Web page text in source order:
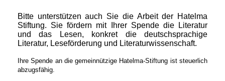
Bitte unterstützen auch Sie die Arbeit der Hatelma
Stiftung. Sie fördern mit Ihrer Spende die Literatur
und das Lesen, konkret die deutschsprachige
Literatur, Leseförderung und Literaturwissenschaft.
Ihre Spende an die gemeinnützige Hatelma-Stiftung ist steuerlich
abzugsfähig.